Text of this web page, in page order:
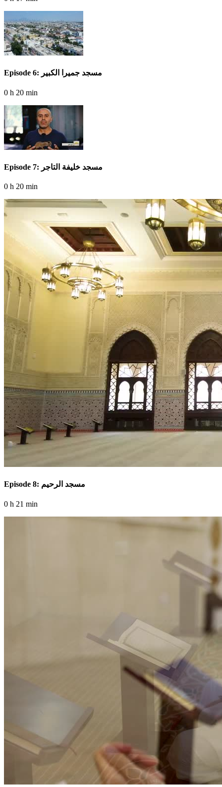
Episode 6: مسجد جميرا الكبير
0 h 20 min
Episode 7: مسجد خليفة التاجر
0 h 20 min
Episode 8: مسجد الرحيم
0 h 21 min